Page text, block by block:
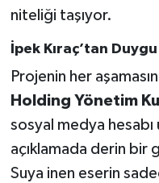
niteliği taşıyor.
İpek Kıraç’tan
Projenin her
Holding Yönetim
sosyal medya hesabı
açıklamada derin bir
Suya inen eserin